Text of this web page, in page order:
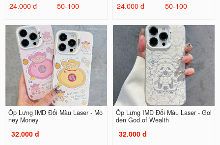
24.000 đ
50-100
24.000 đ
50-100
Ốp Lưng IMD Đổi Màu Laser - Mo
ney Money
32.000 đ
Ốp Lưng IMD Đổi Màu Laser - Gol
den God of Wealth
32.000 đ